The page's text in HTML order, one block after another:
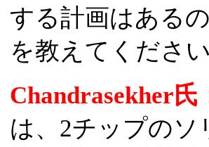
する計画はある
を教えてください
Chandrasekher氏
は、2チップの